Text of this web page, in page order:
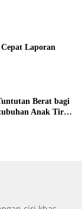
Laporan
Berat bagi
Anak Tiri